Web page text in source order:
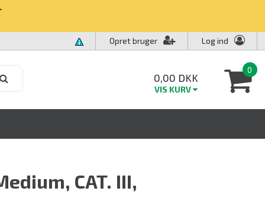
Opret bruger Log ind
0,00 DKK
VIS KURV
0
CAT. III,